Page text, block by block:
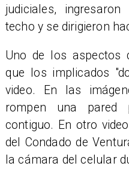
judiciales,
techo y se dirigieron
Uno de los aspectos
que los implicados
video. En las
rompen una pared
contiguo. En otro
del Condado de
la cámara del celular